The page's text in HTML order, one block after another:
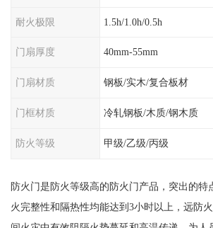
耐火极限 1.5h/1.0h/0.5h
门扇厚度 40mm-55mm
门扇材质 钢板/实木/复合板材
门框材质 冷轧钢板/木质/钢木质
防火等级 甲级/乙级/丙级
防火门是防火等级高的防火门产品，突出的特
火完整性和隔热性均能达到3小时以上，远防